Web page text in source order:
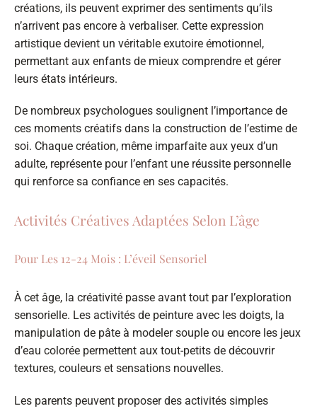
créations, ils peuvent exprimer des sentiments qu’ils
n’arrivent pas encore à verbaliser. Cette expression
artistique devient un véritable exutoire émotionnel,
permettant aux enfants de mieux comprendre et gérer
leurs états intérieurs.
De nombreux psychologues soulignent l’importance de
ces moments créatifs dans la construction de l’estime de
soi. Chaque création, même imparfaite aux yeux d’un
adulte, représente pour l’enfant une réussite personnelle
qui renforce sa confiance en ses capacités.
Activités Créatives Adaptées Selon L’âge
Pour Les 12-24 Mois : L’éveil Sensoriel
À cet âge, la créativité passe avant tout par l’exploration
sensorielle. Les activités de peinture avec les doigts, la
manipulation de pâte à modeler souple ou encore les jeux
d’eau colorée permettent aux tout-petits de découvrir
textures, couleurs et sensations nouvelles.
Les parents peuvent proposer des activités simples